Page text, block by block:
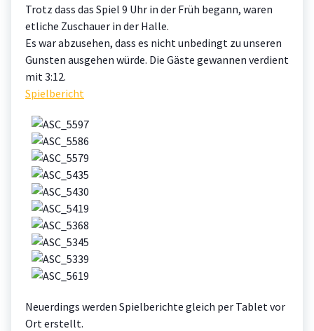
Trotz dass das Spiel 9 Uhr in der Früh begann, waren
etliche Zuschauer in der Halle.
Es war abzusehen, dass es nicht unbedingt zu unseren
Gunsten ausgehen würde. Die Gäste gewannen verdient
mit 3:12.
Spielbericht
Neuerdings werden Spielberichte gleich per Tablet vor
Ort erstellt.